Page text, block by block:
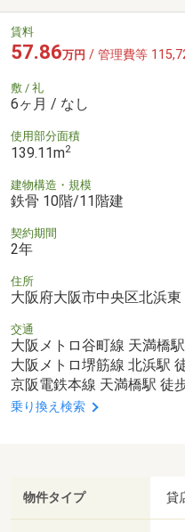
賃料
57.86万円 / 管理費等
敷 / 礼
6ヶ月 / なし
使用部分面積
139.11m2
建物構造・規模
鉄骨 10階/11階建
契約期間
2年
住所
大阪府大阪市中央区北浜
交通
大阪メトロ谷町線 天満橋
大阪メトロ堺筋線 北浜駅
京阪電鉄本線 天満橋駅 徒
乗り換え検索
物件タイプ 貸